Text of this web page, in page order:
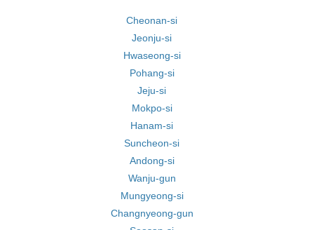
Cheonan-si
Jeonju-si
Hwaseong-si
Pohang-si
Jeju-si
Mokpo-si
Hanam-si
Suncheon-si
Andong-si
Wanju-gun
Mungyeong-si
Changnyeong-gun